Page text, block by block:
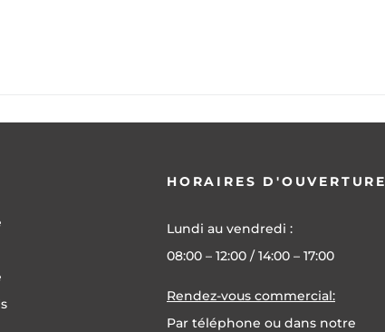
HORAIRES D'OUVERTURE
Lundi au vendredi :
08:00 – 12:00 / 14:00 – 17:00
Rendez-vous commercial:
Par téléphone ou dans notre